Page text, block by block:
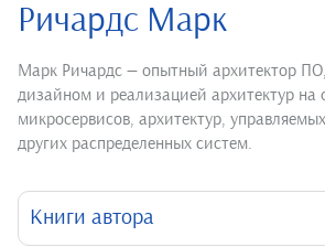
Ричардс Марк
Марк Ричардс — опытный архитектор
дизайном и реализацией архитектур на
микросервисов, архитектур,
других распределенных систем.
Книги автора